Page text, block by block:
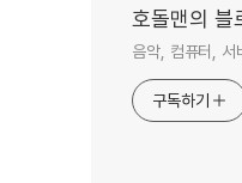
호돌맨의 블
음악, 컴퓨터, 서
구독하기